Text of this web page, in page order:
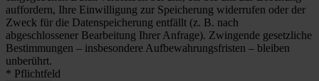
auffordern, Ihre Einwilligung zur Speicherung widerrufen oder der
Zweck für die Datenspeicherung entfällt (z. B. nach
abgeschlossener Bearbeitung Ihrer Anfrage). Zwingende gesetzliche
Bestimmungen – insbesondere Aufbewahrungsfristen – bleiben
unberührt.
* Pflichtfeld